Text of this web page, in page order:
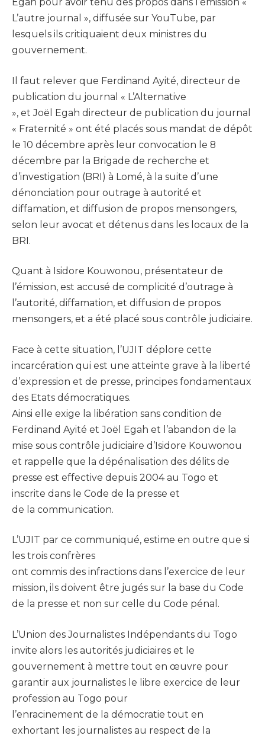
L’autre journal », diffusée sur YouTube, par
lesquels ils critiquaient deux ministres du
gouvernement.
Il faut relever que Ferdinand Ayité, directeur de
publication du journal « L’Alternative
», et Joël Egah directeur de publication du journal
« Fraternité » ont été placés sous mandat de dépôt
le 10 décembre après leur convocation le 8
décembre par la Brigade de recherche et
d’investigation (BRI) à Lomé, à la suite d’une
dénonciation pour outrage à autorité et
diffamation, et diffusion de propos mensongers,
selon leur avocat et détenus dans les locaux de la
BRI.
Quant à Isidore Kouwonou, présentateur de
l’émission, est accusé de complicité d’outrage à
l’autorité, diffamation, et diffusion de propos
mensongers, et a été placé sous contrôle judiciaire.
Face à cette situation, l’UJIT déplore cette
incarcération qui est une atteinte grave à la liberté
d’expression et de presse, principes fondamentaux
des Etats démocratiques.
Ainsi elle exige la libération sans condition de
Ferdinand Ayité et Joël Egah et l’abandon de la
mise sous contrôle judiciaire d’Isidore Kouwonou
et rappelle que la dépénalisation des délits de
presse est effective depuis 2004 au Togo et
inscrite dans le Code de la presse et
de la communication.
L’UJIT par ce communiqué, estime en outre que si
les trois confrères
ont commis des infractions dans l’exercice de leur
mission, ils doivent être jugés sur la base du Code
de la presse et non sur celle du Code pénal.
L’Union des Journalistes Indépendants du Togo
invite alors les autorités judiciaires et le
gouvernement à mettre tout en œuvre pour
garantir aux journalistes le libre exercice de leur
profession au Togo pour
l’enracinement de la démocratie tout en
exhortant les journalistes au respect de la